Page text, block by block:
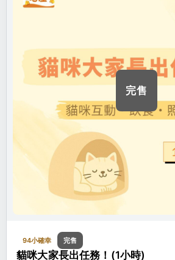
完售
94小確幸 完售
貓咪大家長出任務！(1小時)